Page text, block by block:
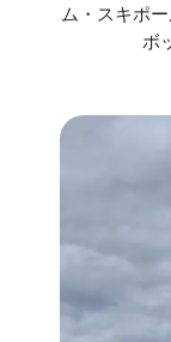
ム・スキポ
ボ